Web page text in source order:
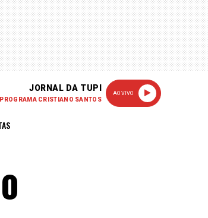
JORNAL DA TUPI
CRISTIANO SANTOS
AO VIVO